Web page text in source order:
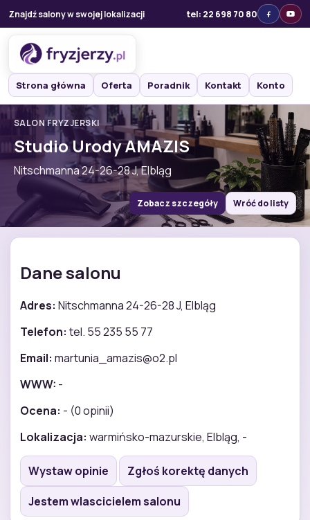
Znajdź salony w swojej lokalizacji tel: 22 698 70 80
Strona główna Oferta Poradnik Kontakt Konto
SALON FRYZJERSKI
Studio Urody AMAZIS
Nitschmanna 24-26-28 J, Elbląg
Zobacz szczegóły Wróć do listy
Dane salonu
Adres: Nitschmanna 24-26-28 J, Elbląg
Telefon: tel. 55 235 55 77
Email: martunia_amazis@o2.pl
WWW: -
Ocena: - (0 opinii)
Lokalizacja: warmińsko-mazurskie, Elbląg, -
Wystaw opinie
Zgłoś korektę danych
Jestem wlascicielem salonu